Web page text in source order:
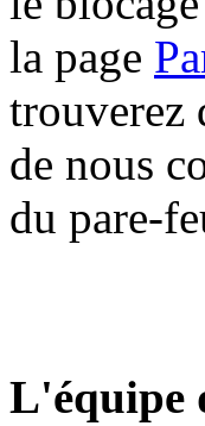
la page
trouverez
de nous
du pare-
L'équipe